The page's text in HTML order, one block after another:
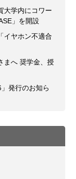
大学内にコワー
」を開設
イヤホン不適合
まへ 奨学金、授
発行のお知ら